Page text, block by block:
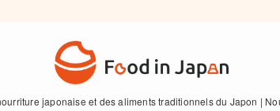
japonaise et des aliments traditionnels du Japon |